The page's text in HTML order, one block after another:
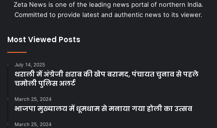
Zeta News is one of the leading news portal of northern India.
Committed to provide latest and authentic news to its viewer.
Most Viewed Posts
July 14, 2025
थराली में अंग्रेजी शराब की खेप बरामद, पंचायत चुनाव से पहले
चमोली पुलिस अलर्ट
March 25, 2024
भाजपा मुख्यालय में धूमधाम से मनाया गया होली का उत्सव
March 25, 2024